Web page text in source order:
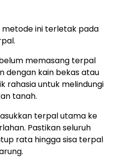
metode ini terletak pada
memasang terpal
dengan kain bekas atau
rahasia untuk melindungi
tanah.
terpal utama ke
Pastikan seluruh
rata hingga sisa terpal